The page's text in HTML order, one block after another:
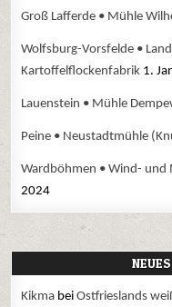
Groß Lafferde • Mühle
Wolfsburg-Vorsfelde •
Kartoffelflockenfabrik 1.
Lauenstein • Mühle
Peine • Neustadtmühle
Wardböhmen • Wind- und
2024
Kikma beiOstfrieslands